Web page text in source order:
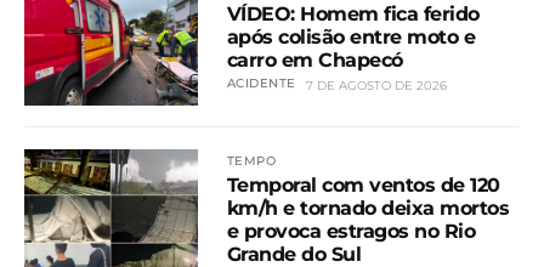
VÍDEO: Homem fica ferido
após colisão entre moto e
carro em Chapecó
ACIDENTE 7 DE AGOSTO DE 2026
TEMPO
Temporal com ventos de 120
km/h e tornado deixa mortos
e provoca estragos no Rio
Grande do Sul